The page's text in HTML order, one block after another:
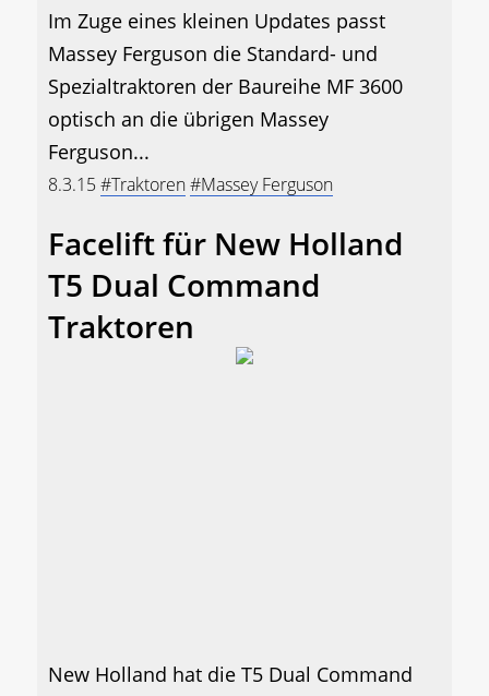
Im Zuge eines kleinen Updates passt
Massey Ferguson die Standard- und
Spezialtraktoren der Baureihe MF 3600
optisch an die übrigen Massey
Ferguson...
8.3.15#Traktoren#Massey Ferguson
Facelift für New Holland
T5 Dual Command
Traktoren
New Holland hat die T5 Dual Command